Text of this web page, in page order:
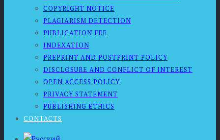
COPYRIGHT NOTICE
PLAGIARISM DETECTION
PUBLICATION FEE
INDEXATION
PREPRINT AND POSTPRINT POLICY
DISCLOSURE AND CONFLICT OF INTEREST
OPEN ACCESS POLICY
PRIVACY STATEMENT
PUBLISHING ETHICS
CONTACTS